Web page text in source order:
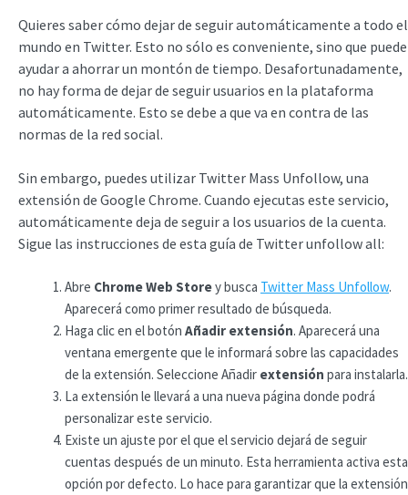
Quieres saber cómo dejar de seguir automáticamente a todo el
mundo en Twitter. Esto no sólo es conveniente, sino que puede
ayudar a ahorrar un montón de tiempo. Desafortunadamente,
no hay forma de dejar de seguir usuarios en la plataforma
automáticamente. Esto se debe a que va en contra de las
normas de la red social.
Sin embargo, puedes utilizar Twitter Mass Unfollow, una
extensión de Google Chrome. Cuando ejecutas este servicio,
automáticamente deja de seguir a los usuarios de la cuenta.
Sigue las instrucciones de esta guía de Twitter unfollow all:
Abre Chrome Web Storey busca Twitter Mass Unfollow.
Aparecerá como primer resultado de búsqueda.
Haga clic en el botón Añadir extensión. Aparecerá una
ventana emergente que le informará sobre las capacidades
de la extensión. Seleccione Añadir extensión para instalarla.
La extensión le llevará a una nueva página donde podrá
personalizar este servicio.
Existe un ajuste por el que el servicio dejará de seguir
cuentas después de un minuto. Esta herramienta activa esta
opción por defecto. Lo hace para garantizar que la extensión